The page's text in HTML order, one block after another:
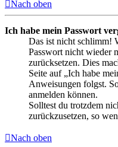
Nach oben
Ich habe mein Passwort
Das ist nicht schlimm!
Passwort nicht wieder
zurücksetzen. Dies
Seite auf „Ich habe
Anweisungen folgst.
anmelden können.
Solltest du trotzdem
zurückzusetzen, so
Nach oben